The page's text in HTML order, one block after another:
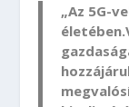
„Az 5G-